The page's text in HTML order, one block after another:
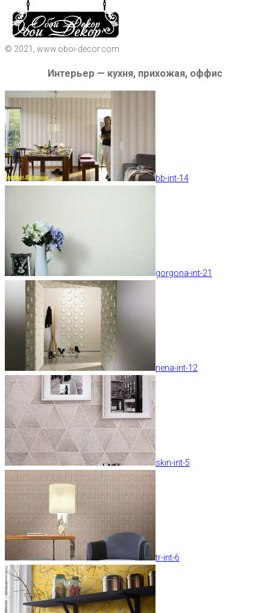
© 2021, www.oboi-decor.com
Интерьер — кухня, прихожая, оффис
bb-int-14
gorgona-int-21
nena-int-12
skin-int-5
tr-int-6